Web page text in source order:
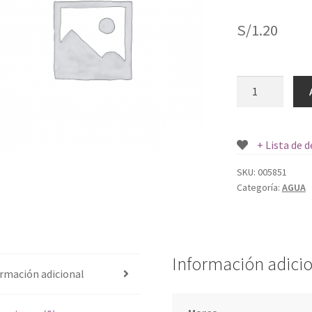
S/1.20
350
ML
cantidad
+ Lista de
SKU: 005851
Categoría: AGUA
adicional Información